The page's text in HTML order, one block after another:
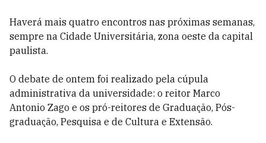
Haverá mais quatro encontros nas próximas semanas,
sempre na Cidade Universitária, zona oeste da capital
paulista.
O debate de ontem foi realizado pela cúpula
administrativa da universidade: o reitor Marco
Antonio Zago e os pró-reitores de Graduação, Pós-
graduação, Pesquisa e de Cultura e Extensão.